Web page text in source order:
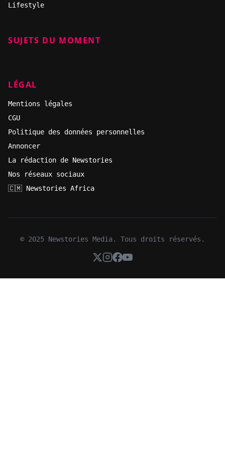
Lifestyle
SUJETS DU MOMENT
LÉGAL
Mentions légales
CGU
Politique des données personnelles
Annoncer
La rédaction de Newstories
Nos réseaux sociaux
🇨🇲 Newstories Africa
© 2025 Newstories Media. Tous droits réservés.